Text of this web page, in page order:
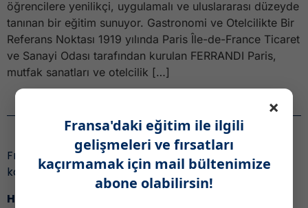
öğrencilere yenilikçi, uygulamalı ve uluslararası düzeyde
tanınan bir eğitim sunuyor. Gastronomi ve Otelcilikte Bir
Referans Noktası 1919 yılında Paris Île-de-France Ticaret
ve Sanayi Odası tarafından kurulan FERRANDI Paris,
mutfak sanatları ve otelcilik […]
Haber Bülteni
Fransa’daki eğitim ile ilgili gelişmeleri ve fırsatları
kaçırmamak için,
Haber bültenimize katıl!
×
Fransa'daki eğitim ile ilgili
gelişmeleri ve fırsatları
kaçırmamak için mail bültenimize
abone olabilirsin!